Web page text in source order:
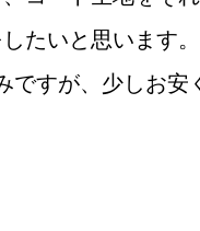
たいと思います。
ですが、少しお安